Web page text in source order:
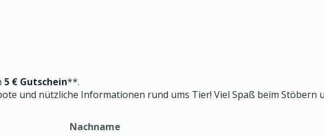
5 € Gutschein**.
und nützliche Informationen rund ums Tier! Viel Spaß beim Stöbern
Nachname